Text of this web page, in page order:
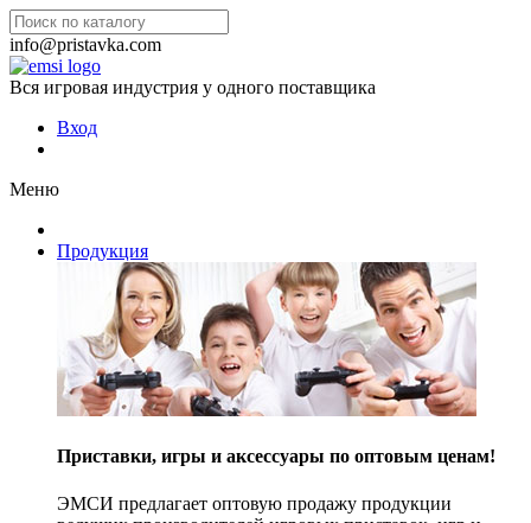
info@pristavka.com
Вся игровая индустрия у одного поставщика
Вход
Меню
Продукция
Приставки, игры и аксессуары по оптовым ценам!
ЭМСИ предлагает оптовую продажу продукции